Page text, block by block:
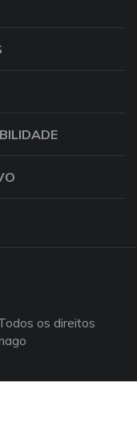
os direitos